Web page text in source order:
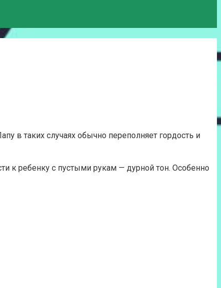
в таких случаях обычно переполняет гордость и
к ребенку с пустыми рукам — дурной тон. Особенно